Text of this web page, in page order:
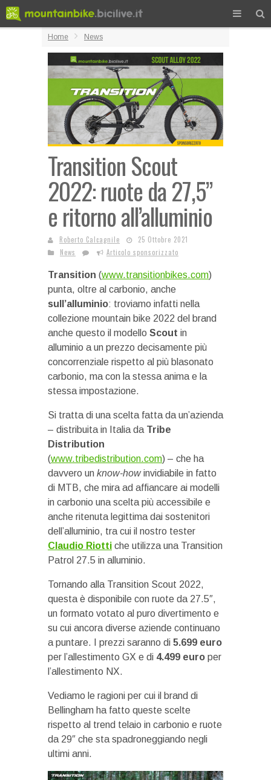
Home News
Transition Scout
2022: ruote da 27,5”
e ritorno all’alluminio
Roberto Calcagnile
25 Ottobre 2021
News
Articolo sponsorizzato
Transition (www.transitionbikes.com)
punta, oltre al carbonio, anche
sull’alluminio: troviamo infatti nella
collezione mountain bike 2022 del brand
anche questo il modello Scout in
alluminio a un prezzo decisamente più
concorrenziale rispetto al più blasonato
carbonio, ma con la stessa anima e la
stessa impostazione.
Si tratta di una scelta fatta da un’azienda
– distribuita in Italia da Tribe
Distribution
(www.tribedistribution.com) – che ha
davvero un know-howinvidiabile in fatto
di MTB, che mira ad affiancare ai modelli
in carbonio una scelta più accessibile e
anche ritenuta legittima dai sostenitori
dell’alluminio, tra cui il nostro tester
Claudio Riotti che utilizza una Transition
Patrol 27.5 in alluminio.
Tornando alla Transition Scout 2022,
questa è disponibile con ruote da 27.5″,
un formato votato al puro divertimento e
su cui ancora diverse aziende continuano
a puntare. I prezzi saranno di 5.699 euro
per l’allestimento GX e di 4.499 euro per
l’allestimento NX.
Vediamo le ragioni per cui il brand di
Bellingham ha fatto queste scelte
rispetto al trend telaio in carbonio e ruote
da 29″ che sta spadroneggiando negli
ultimi anni.